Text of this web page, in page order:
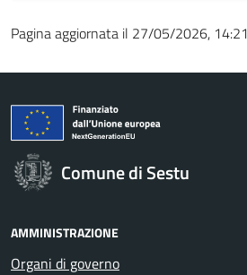
Pagina aggiornata il 27/05/2026, 14:21
Comune di Sestu
AMMINISTRAZIONE
Organi di governo